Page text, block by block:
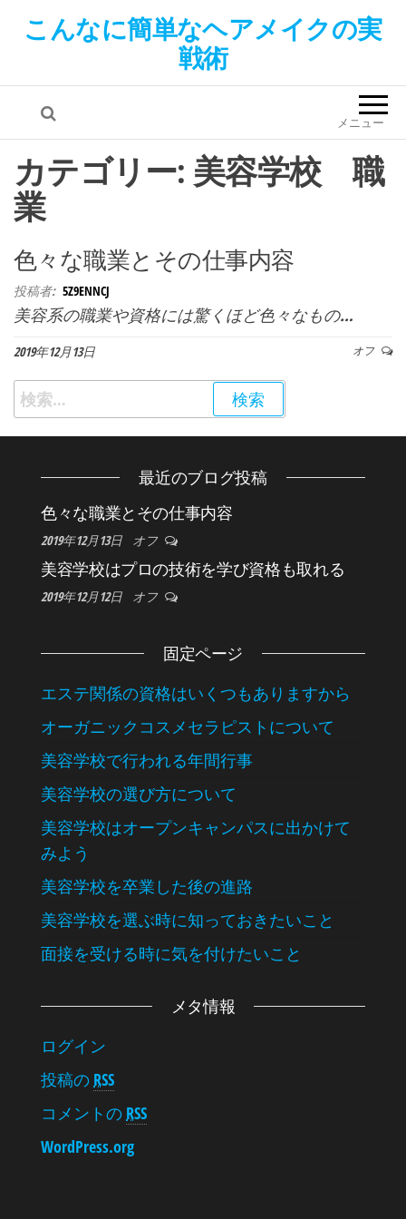
こんなに簡単なヘアメイクの実
戦術
メニュー
カテゴリー: 美容学校 職
業
色々な職業とその仕事内容
投稿者: 5Z9ENNCJ
美容系の職業や資格には驚くほど色々なもの…
2019年12月13日 オフ
検索:
最近のブログ投稿
色々な職業とその仕事内容
2019年12月13日 オフ
美容学校はプロの技術を学び資格も取れる
2019年12月12日 オフ
固定ページ
エステ関係の資格はいくつもありますから
オーガニックコスメセラピストについて
美容学校で行われる年間行事
美容学校の選び方について
美容学校はオープンキャンパスに出かけて
みよう
美容学校を卒業した後の進路
美容学校を選ぶ時に知っておきたいこと
面接を受ける時に気を付けたいこと
メタ情報
ログイン
投稿の RSS
コメントの RSS
WordPress.org